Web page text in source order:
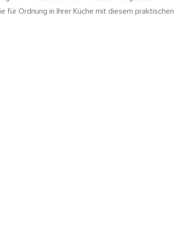
für Ordnung in Ihrer Küche mit diesem praktischen